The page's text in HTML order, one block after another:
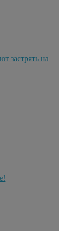
застрять на